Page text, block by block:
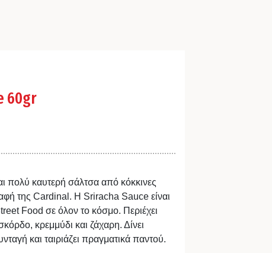
60gr
πολύ καυτερή σάλτσα από κόκκινες
της Cardinal. Η Sriracha Sauce είναι
Food σε όλον το κόσμο. Περιέχει
κρεμμύδι και ζάχαρη. Δίνει
και ταιριάζει πραγματικά παντού.